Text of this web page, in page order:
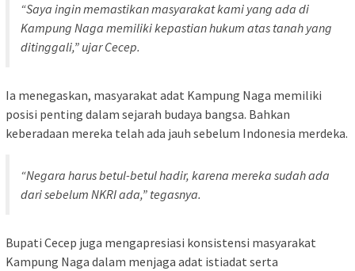
“Saya ingin memastikan masyarakat kami yang ada di
Kampung Naga memiliki kepastian hukum atas tanah yang
ditinggali,” ujar Cecep.
Ia menegaskan, masyarakat adat Kampung Naga memiliki
posisi penting dalam sejarah budaya bangsa. Bahkan
keberadaan mereka telah ada jauh sebelum Indonesia merdeka.
“Negara harus betul-betul hadir, karena mereka sudah ada
dari sebelum NKRI ada,” tegasnya.
Bupati Cecep juga mengapresiasi konsistensi masyarakat
Kampung Naga dalam menjaga adat istiadat serta